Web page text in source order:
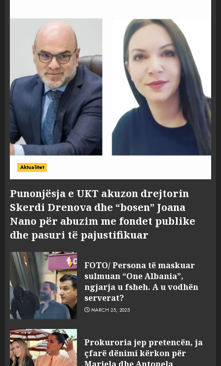
Aktualitet
Punonjësja e UKT akuzon drejtorin
Skerdi Drenova dhe “bosen” Joana
Nano për abuzim me fondet publike
dhe pasuri të pajustifikuar
FOTO/ Persona të maskuar
sulmuan “One Albania”,
ngjarja u fsheh. A u vodhën
serverat?
MARCH 25, 2025
Prokuroria jep pretencën, ja
çfarë dënimi kërkon për
Mariela dhe Antonela